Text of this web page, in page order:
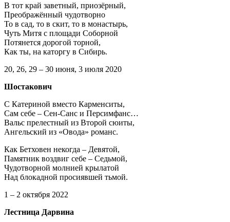
В тот край заветный, приозёрный,
Преображённый чудотворно
То в сад, то в скит, то в монастырь,
Чуть Митя с площади Соборной
Потянется дорогой торной,
Как ты, на каторгу в Сибирь.
20, 26, 29 – 30 июня, 3 июля 2020
Шостакович
С Катериной вместо Карменситы,
Сам себе – Сен-Санс и Персимфанс…
Вальс прелестный из Второй сюиты,
Ангельский из «Овода» романс.
Как Бетховен некогда – Девятой,
Памятник воздвиг себе – Седьмой,
Чудотворной молнией крылатой
Над блокадной просиявшей тьмой.
1 – 2 октября 2022
Лестница Дарвина